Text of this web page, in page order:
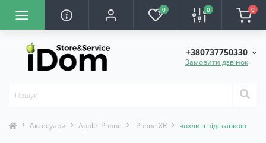
0 0 0
+380737750330
Замовити дзвінок
Аксесуари Apple iPhone iPhone XR чохли з підставкою